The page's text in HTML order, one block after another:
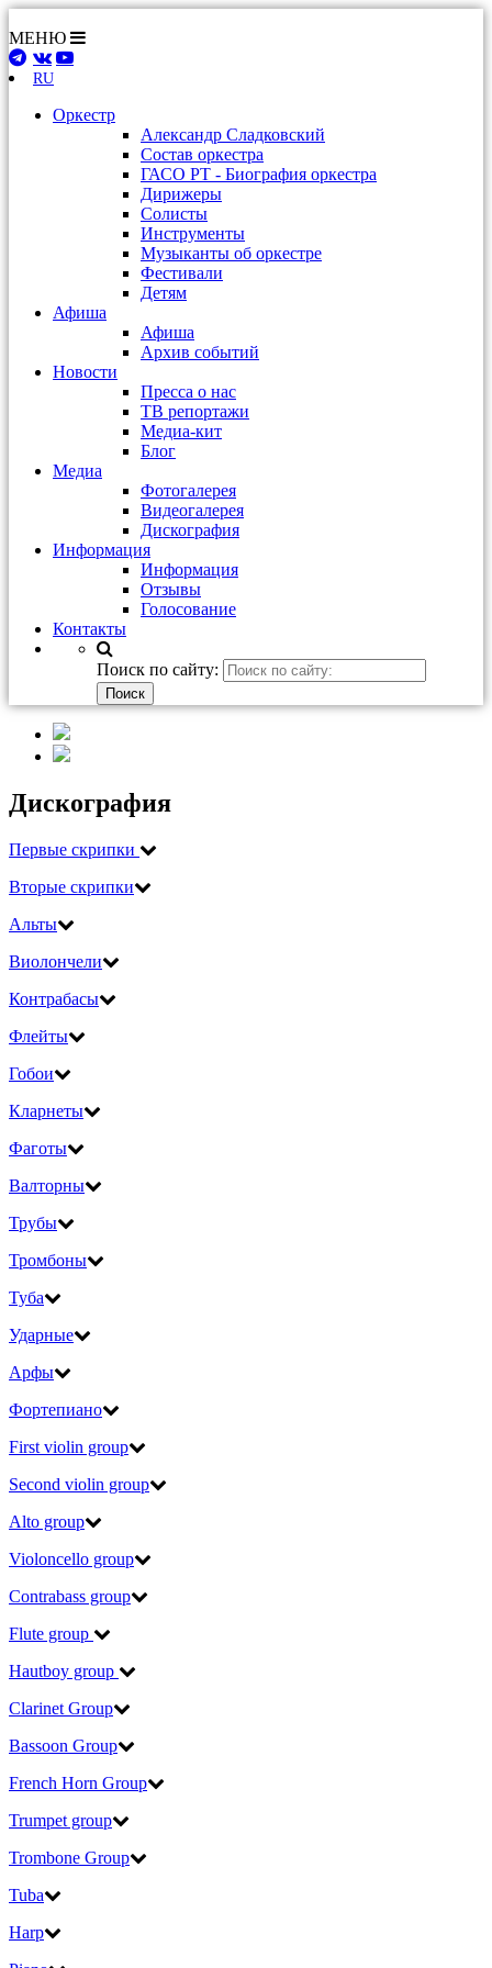
МЕНЮ
RU
Оркестр
Александр Сладковский
Состав оркестра
ГАСО РТ - Биография оркестра
Дирижеры
Солисты
Инструменты
Музыканты об оркестре
Фестивали
Детям
Афиша
Афиша
Архив событий
Новости
Пресса о нас
ТВ репортажи
Медиа-кит
Блог
Медиа
Фотогалерея
Видеогалерея
Дискография
Информация
Информация
Отзывы
Голосование
Контакты
Поиск по сайту:
Дискография
Первые скрипки
Вторые скрипки
Альты
Виолончели
Контрабасы
Флейты
Гобои
Кларнеты
Фаготы
Валторны
Трубы
Тромбоны
Туба
Ударные
Арфы
Фортепиано
First violin group
Second violin group
Alto group
Violoncello group
Contrabass group
Flute group
Hautboy group
Clarinet Group
Bassoon Group
French Horn Group
Trumpet group
Trombone Group
Tuba
Harp